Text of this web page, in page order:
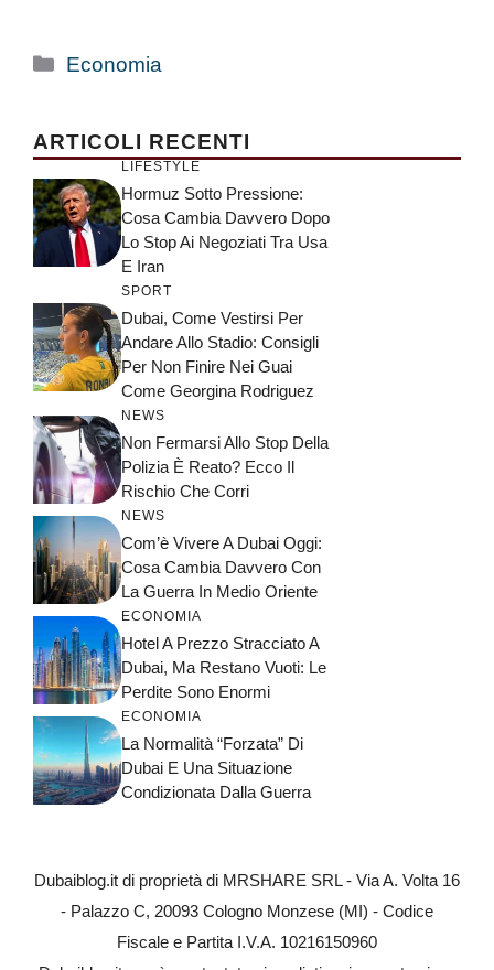
Categorie
Economia
ARTICOLI RECENTI
LIFESTYLE
Hormuz Sotto Pressione:
Cosa Cambia Davvero Dopo
Lo Stop Ai Negoziati Tra Usa
E Iran
SPORT
Dubai, Come Vestirsi Per
Andare Allo Stadio: Consigli
Per Non Finire Nei Guai
Come Georgina Rodriguez
NEWS
Non Fermarsi Allo Stop Della
Polizia È Reato? Ecco Il
Rischio Che Corri
NEWS
Com’è Vivere A Dubai Oggi:
Cosa Cambia Davvero Con
La Guerra In Medio Oriente
ECONOMIA
Hotel A Prezzo Stracciato A
Dubai, Ma Restano Vuoti: Le
Perdite Sono Enormi
ECONOMIA
La Normalità “forzata” Di
Dubai E Una Situazione
Condizionata Dalla Guerra
Dubaiblog.it di proprietà di MRSHARE SRL - Via A. Volta 16
- Palazzo C, 20093 Cologno Monzese (MI) - Codice
Fiscale e Partita I.V.A. 10216150960